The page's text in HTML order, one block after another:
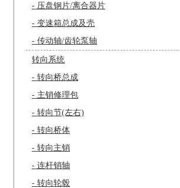
- 压盘钢片/离合器片
- 变速箱总成及壳
- 传动轴/齿轮泵轴
转向系统
- 转向桥总成
- 主销修理包
- 转向节(左右)
- 转向桥体
- 转向主销
- 连杆销轴
- 转向轮毂